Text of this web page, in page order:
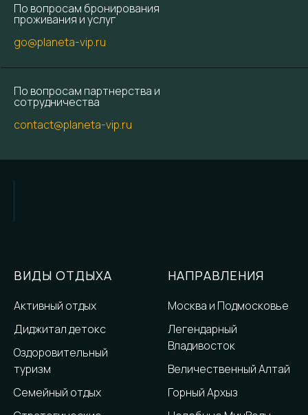
По вопросам бронирования
проживания и услуг
go@planeta-vip.ru
По вопросам партнерства и
сотрудничества
contact@planeta-vip.ru
ВИДЫ ОТДЫХА
Активный отдых
Диджитал детокс
Оздоровительный
туризм
Семейный отдых
НАПРАВЛЕНИЯ
Москва и Подмосковье
Легендарный
Владивосток
Величественный Алтай
Горный Архыз